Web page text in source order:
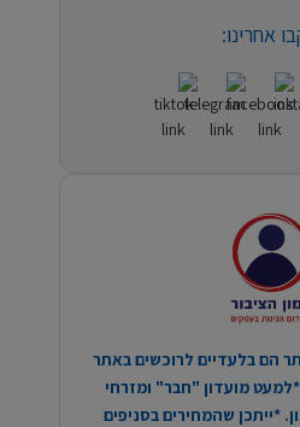
אחרינו:
הם בלעדיים לרוכשים באתר
מועדון "חבר" ומזרחי
*ייתכן שהמחירים בסניפים